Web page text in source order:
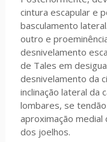
cintura escapular e
basculamento
outro e
desnivelamento
de Tales em
desnivelamento da
inclinação lateral da
lombares, se
aproximação
dos joelhos.